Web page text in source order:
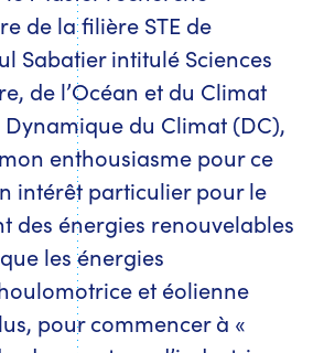
de la filière STE de
Sabatier intitulé Sciences
de l’Océan et du Climat
du Climat (DC),
enthousiasme pour ce
intérêt particulier pour le
des énergies renouvelables
les énergies
et éolienne
pour commencer à «